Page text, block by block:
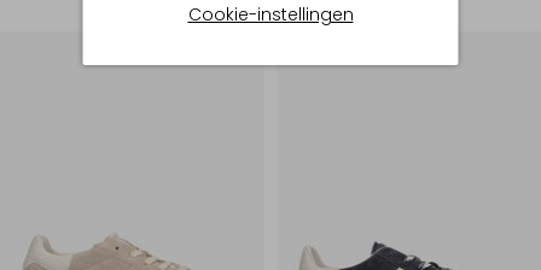
Cookie-instellingen